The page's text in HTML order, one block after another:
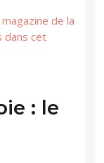
de la
dans cet
: le